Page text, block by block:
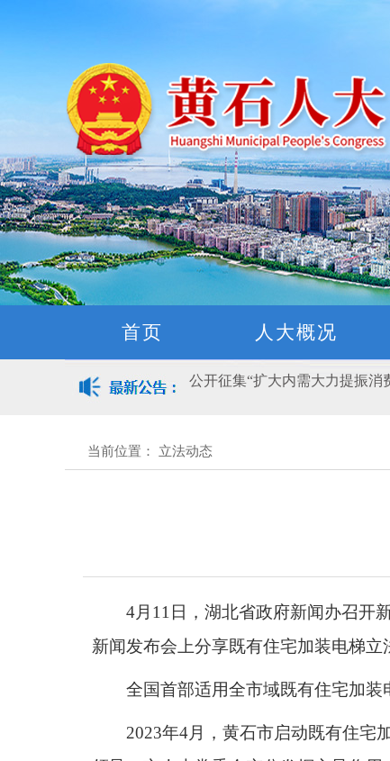
首页 人大概况
黄石市人民代表大会常务委员
关于征集立法工作规划（2027
关于征求《黄石市停车场建设
公开征集“扩大内需大力提振消
黄石市人民代表大会常务委员
黄石市人民代表大会常务委员会
黄石市人民代表大会常务委员
关于征集立法工作规划（2027
关于征求《黄石市停车场建设
黄石市人民代表大会常务委员
当前位置： 立法动态
4月11日，湖北省政府新闻办召开
新闻发布会上分享既有住宅加装电梯立
全国首部适用全市域既有住宅加装
2023年4月，黄石市启动既有住宅